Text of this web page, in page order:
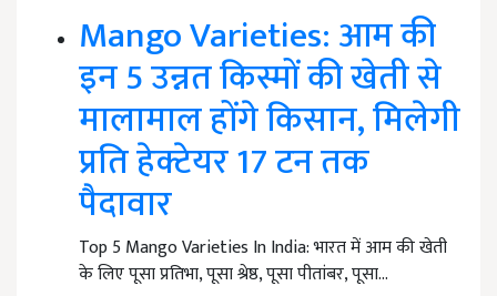
Mango Varieties: आम की
इन 5 उन्नत किस्मों की खेती से
मालामाल होंगे किसान, मिलेगी
प्रति हेक्टेयर 17 टन तक
पैदावार
Top 5 Mango Varieties In India: भारत में आम की खेती
के लिए पूसा प्रतिभा, पूसा श्रेष्ठ, पूसा पीतांबर, पूसा…